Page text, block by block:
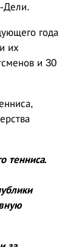
Дели.
года
их
и 30
тенниса.